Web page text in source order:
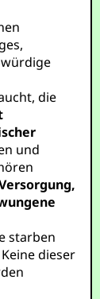
die
und
starben
dieser